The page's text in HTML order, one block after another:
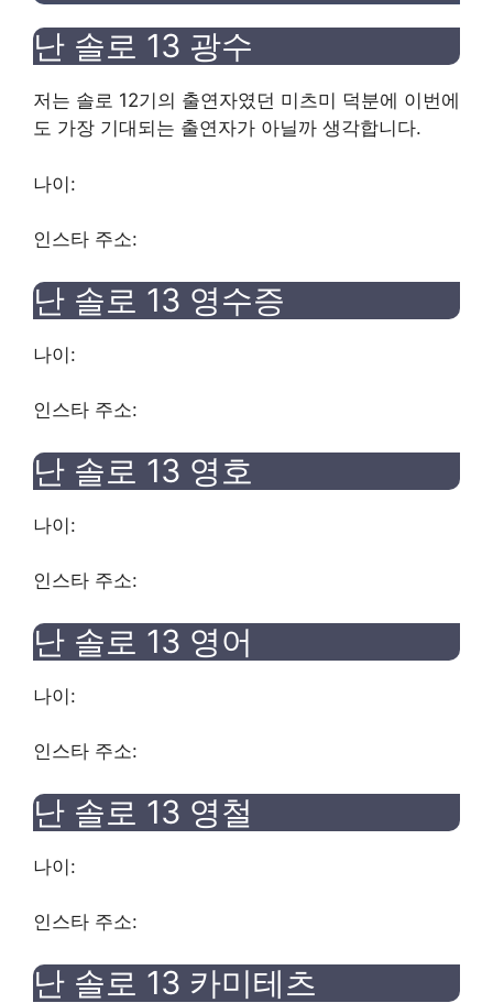
난 솔로 13 광수
저는 솔로 12기의 출연자였던 미츠미 덕분에 이번에
도 가장 기대되는 출연자가 아닐까 생각합니다.
나이:
인스타 주소:
난 솔로 13 영수증
나이:
인스타 주소:
난 솔로 13 영호
나이:
인스타 주소:
난 솔로 13 영어
나이:
인스타 주소:
난 솔로 13 영철
나이:
인스타 주소:
난 솔로 13 카미테츠